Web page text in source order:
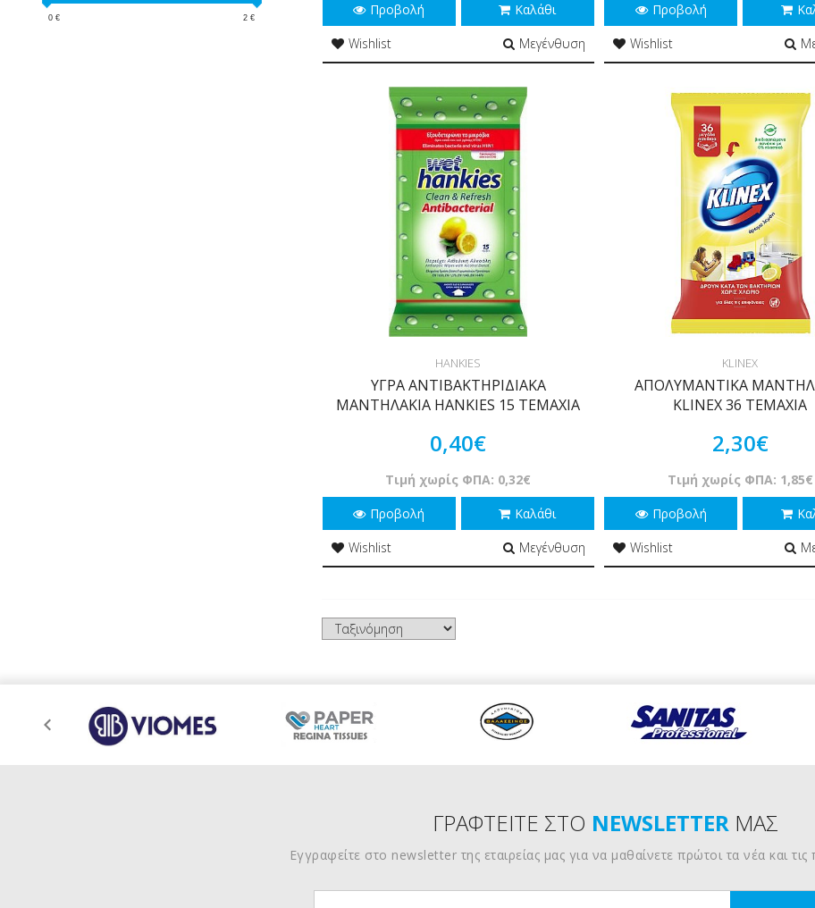
0 € 2 €
Προβολή
Καλάθι
Wishlist
Μεγένθυση
Προβολή
Wishlist
HANKIES
ΥΓΡΑ ΑΝΤΙΒΑΚΤΗΡΙΔΙΑΚΑ
ΜΑΝΤΗΛΑΚΙΑ HANKIES 15 ΤΕΜΑΧΙΑ
0,40€
Τιμή χωρίς ΦΠΑ: 0,32€
Προβολή
Καλάθι
Wishlist
Μεγένθυση
KLINEX
ΑΠΟΛΥΜΑΝΤΙΚΑ
KLINEX 36 ΤΕΜΑΧΙΑ
2,30€
Τιμή χωρίς ΦΠΑ: 1,85€
Προβολή
Wishlist
ΓΡΑΦΤΕΙΤΕ ΣΤΟ NEWSLETTERΜΑΣ
Εγγραφείτε στο newsletter της εταιρείας μας για να μαθαίνετε πρώτοι τα νέα και